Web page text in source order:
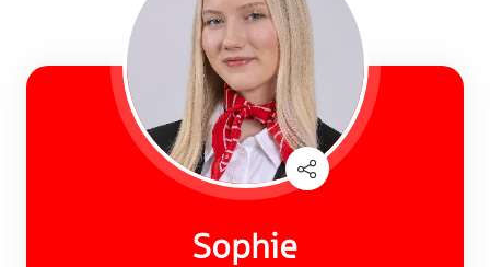
Sophie